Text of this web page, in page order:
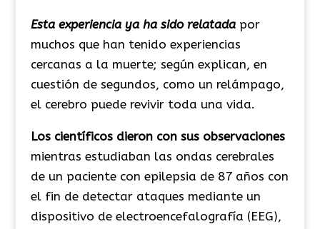
Esta experiencia ya ha sido relatadapor
muchos que han tenido experiencias
cercanas a la muerte; según explican, en
cuestión de segundos, como un relámpago,
el cerebro puede revivir toda una vida.
Los científicos dieron con sus observaciones
mientras estudiaban las ondas cerebrales
de un paciente con epilepsia de 87 años con
el fin de detectar ataques mediante un
dispositivo de electroencefalografía (EEG),